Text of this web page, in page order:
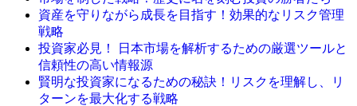
資産を守りながら成長を目指す！効果的なリスク管理
戦略
投資家必見！ 日本市場を解析するための厳選ツールと
信頼性の高い情報源
賢明な投資家になるための秘訣！リスクを理解し、リ
ターンを最大化する戦略